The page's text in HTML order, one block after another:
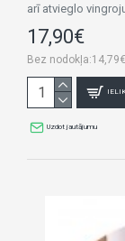
arī atvieglo
17,90€
Bez nodokļa:14,79€
Uzdot jautājumu